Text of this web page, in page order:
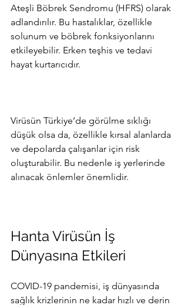
Ateşli Böbrek Sendromu (HFRS) olarak
adlandırılır. Bu hastalıklar, özellikle
solunum ve böbrek fonksiyonlarını
etkileyebilir. Erken teşhis ve tedavi
hayat kurtarıcıdır.
Virüsün Türkiye’de görülme sıklığı
düşük olsa da, özellikle kırsal alanlarda
ve depolarda çalışanlar için risk
oluşturabilir. Bu nedenle iş yerlerinde
alınacak önlemler önemlidir.
Hanta Virüsün İş
Dünyasına Etkileri
COVID-19 pandemisi, iş dünyasında
sağlık krizlerinin ne kadar hızlı ve derin